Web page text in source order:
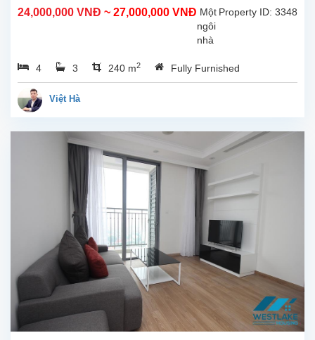
hàng,...
24,000,000 VNĐ ~ 27,000,000 VNĐ Property ID: 3348
Một
ngôi
nhà
phong
cách
ngủ
cho
thuê
phố
Vĩnh
Tuy.
cục
được
thiết
kế
đẹp
mắt,
4 3 240 m2 Fully Furnished
Việt Hà